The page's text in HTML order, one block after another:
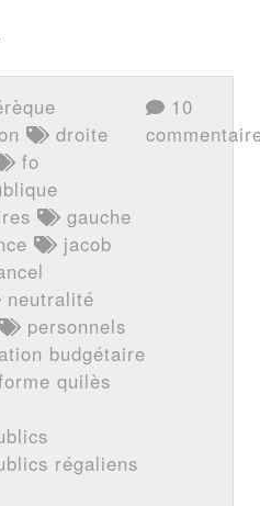
droite
fo
gauche
jacob
neutralité
personnels
budgétaire
quilès
régaliens
10